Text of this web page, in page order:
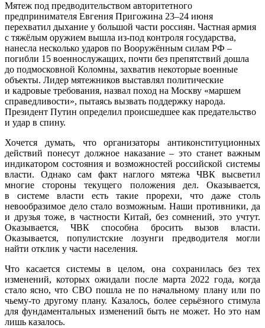
Мятеж под предводительством авторитетного
предпринимателя Евгения Пригожина 23–24 июня
перехватил дыхание у большой части россиян. Частная армия
с тяжёлым оружием вышла из-под контроля государства,
нанесла несколько ударов по Вооружённым силам РФ –
погибли 15 военнослужащих, почти без препятствий дошла
до подмосковной Коломны, захватив некоторые военные
объекты. Лидер мятежников выставлял политические
и кадровые требования, назвал поход на Москву «маршем
справедливости», пытаясь вызвать поддержку народа.
Президент Путин определил происшедшее как предательство
и удар в спину.
Хочется думать, что организаторы антиконституционных
действий понесут должное наказание – это станет важным
индикатором состояния и возможностей российской системы
власти. Однако сам факт наглого мятежа ЧВК высветил
многие стороны текущего положения дел. Оказывается,
в системе власти есть такие прорехи, что даже столь
невообразимое дело стало возможным. Наши противники, да
и друзья тоже, в частности Китай, без сомнений, это учтут.
Оказывается, ЧВК способна бросить вызов власти.
Оказывается, популистские лозунги предводителя могли
найти отклик у части населения.
Что касается системы в целом, она сохранилась без тех
изменений, которых ожидали после марта 2022 года, когда
стало ясно, что СВО пошла не по начальному плану или по
чьему-то другому плану. Казалось, более серьёзного стимула
для фундаментальных изменений быть не может. Но это нам
лишь казалось.